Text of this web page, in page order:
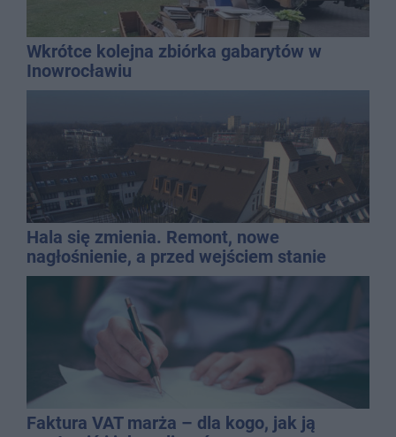
Wkrótce kolejna zbiórka gabarytów w
Inowrocławiu
Hala się zmienia. Remont, nowe
nagłośnienie, a przed wejściem stanie
QEMETICA ARENA
Faktura VAT marża – dla kogo, jak ją